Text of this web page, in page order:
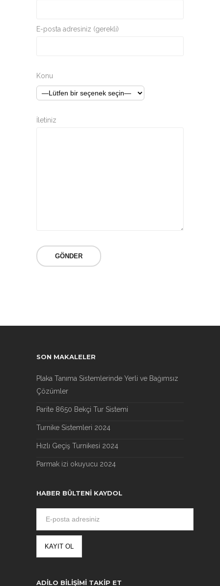
E-posta adresiniz (gerekli)
Konu
İletiniz
SON MAKALELER
Plaka Tanıma Sistemlerinde Yerli ve Bağımsız
Çözümler
Parite 8650 Bekçi Tur Sistemi
Turnike Sistemleri 2024
Hızlı Geçiş Turnikesi 2024
Parmak izi okuyucu 2024
HABER BÜLTENI KAYDOL
ADILO BILIŞIMI TAKIP ET